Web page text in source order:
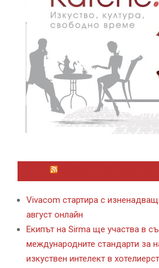
Vivacom стартира с
август онлайн
Екипът на Sirma ще участва в
международните стандарти за
изкуствен интелект в